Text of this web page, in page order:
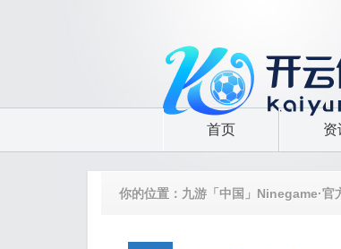
首页 资
你的位置： 九游「中国」Ninegame·官